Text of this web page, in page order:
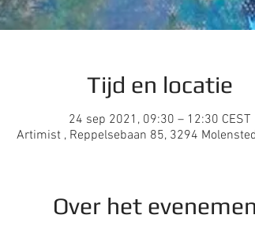
Tijd en locatie
24 sep 2021, 09:30 – 12:30 CEST
Artimist , Reppelsebaan 85, 3294
Over het